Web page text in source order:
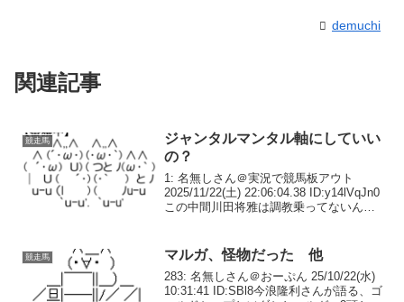
demuchi
関連記事
競走馬
ジャンタルマンタル軸にしていい
の？
1: 名無しさん＠実況で競馬板アウト
2025/11/22(土) 22:06:04.38 ID:y14lVqJn0
この中間川田将雅は調教乗ってないんだ
競走馬 マルガ、怪物だった 他
283: 名無しさん＠おーぷん 25/10/22(水)
10:31:41 ID:SBl8今浪隆利さんが語る、ゴ